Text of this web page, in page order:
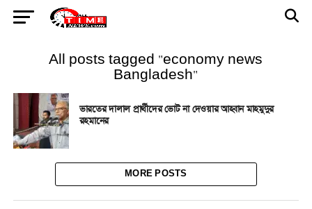
All posts tagged "economy news
Bangladesh"
ভারতের দালাল প্রার্থীদের ভোট না দেওয়ার আহ্বান মাহমুদুর
রহমানের
MORE POSTS